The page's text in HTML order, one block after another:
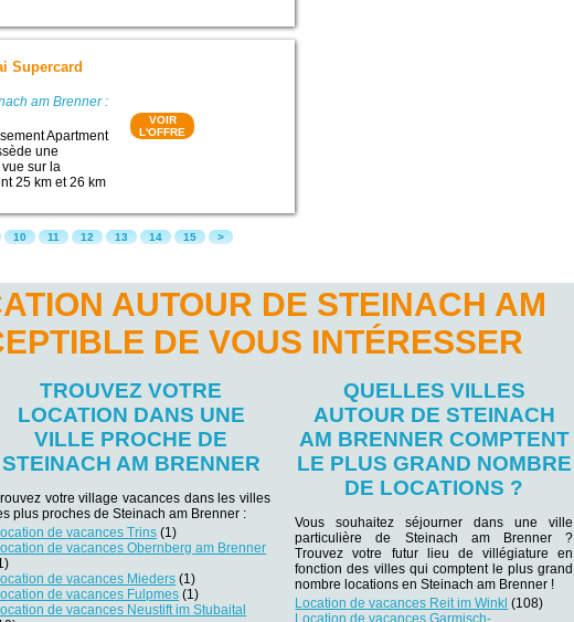
Supercard
am Brenner :
Apartment
une
sur la
25 km et 26 km
VOIR
L'OFFRE
10 11 12 13 14 15 >
AUTOUR DE STEINACH AM
DE VOUS INTÉRESSER
TROUVEZ VOTRE
LOCATION DANS UNE
VILLE PROCHE DE
STEINACH AM BRENNER
votre village vacances dans les villes
plus proches de Steinach am Brenner :
de vacances Trins (1)
de vacances Obernberg am Brenner
de vacances Mieders (1)
de vacances Fulpmes (1)
de vacances Neustift im Stubaital
QUELLES VILLES
AUTOUR DE STEINACH
AM BRENNER COMPTENT
LE PLUS GRAND NOMBRE
DE LOCATIONS ?
Vous souhaitez séjourner dans une ville
particulière de Steinach am Brenner ?
Trouvez votre futur lieu de villégiature en
fonction des villes qui comptent le plus grand
nombre locations en Steinach am Brenner !
Location de vacances Reit im Winkl (108)
Location de vacances Garmisch-